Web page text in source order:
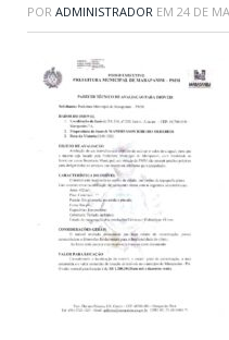
POR ADMINISTRADOR EM 24 DE